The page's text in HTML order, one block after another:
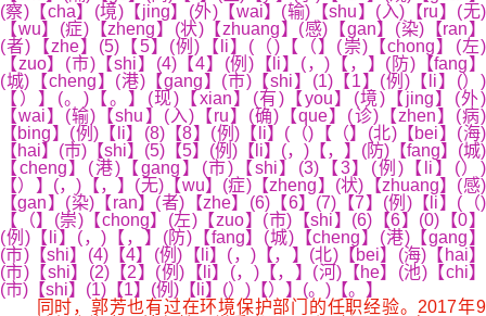
(察)【cha】(境)【jing】(外)【wai】(输)【shu】(入)【ru】(无)
【wu】(症)【zheng】(状)【zhuang】(感)【gan】(染)【ran】
(者)【zhe】(5)【5】(例)【li】(（)【（】(崇)【chong】(左)
【zuo】(市)【shi】(4)【4】(例)【li】(，)【，】(防)【fang】
(城)【cheng】(港)【gang】(市)【shi】(1)【1】(例)【li】(）)
【）】(。)【。】(现)【xian】(有)【you】(境)【jing】(外)
【wai】(输)【shu】(入)【ru】(确)【que】(诊)【zhen】(病)
【bing】(例)【li】(8)【8】(例)【li】(（)【（】(北)【bei】(海)
【hai】(市)【shi】(5)【5】(例)【li】(，)【，】(防)【fang】(城)
【cheng】(港)【gang】(市)【shi】(3)【3】(例)【li】(）)
【）】(，)【，】(无)【wu】(症)【zheng】(状)【zhuang】(感)
【gan】(染)【ran】(者)【zhe】(6)【6】(7)【7】(例)【li】(（)
【（】(崇)【chong】(左)【zuo】(市)【shi】(6)【6】(0)【0】
(例)【li】(，)【，】(防)【fang】(城)【cheng】(港)【gang】
(市)【shi】(4)【4】(例)【li】(，)【，】(北)【bei】(海)【hai】
(市)【shi】(2)【2】(例)【li】(，)【，】(河)【he】(池)【chi】
(市)【shi】(1)【1】(例)【li】(）)【）】(。)【。】
同时，郭芳也有过在环境保护部门的任职经验。2017年9